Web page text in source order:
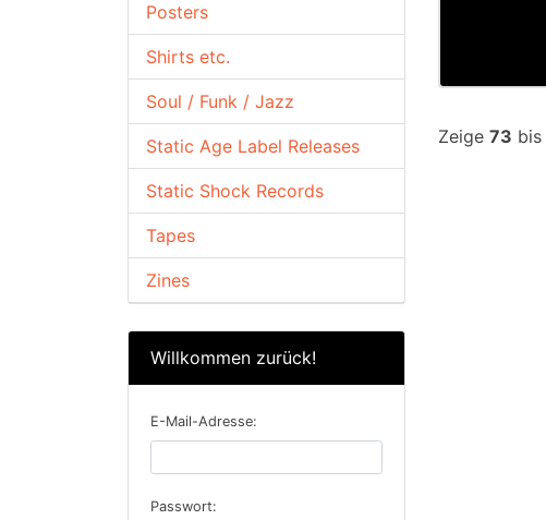
Posters
Shirts etc.
Soul / Funk / Jazz
Static Age Label Releases
Static Shock Records
Tapes
Zines
Willkommen zurück!
E-Mail-Adresse:
Passwort:
Zeige 73 bis